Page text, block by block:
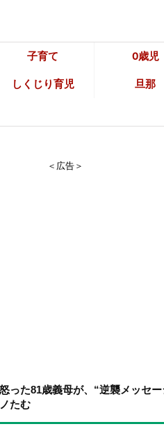
子育て 0歳児
しくじり育児 旦那
＜広告＞
った81歳義母が、“逆襲メッセ
たむ